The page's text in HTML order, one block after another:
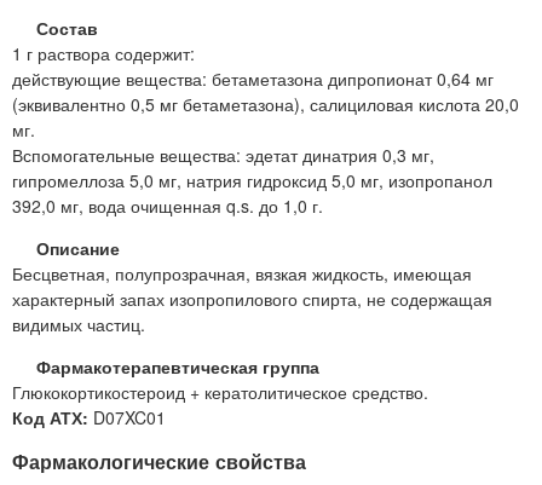
Состав
1 г раствора содержит:
действующие вещества: бетаметазона дипропионат 0,64 мг
(эквивалентно 0,5 мг бетаметазона), салициловая кислота 20,0
мг.
Вспомогательные вещества: эдетат динатрия 0,3 мг,
гипромеллоза 5,0 мг, натрия гидроксид 5,0 мг, изопропанол
392,0 мг, вода очищенная q.s. до 1,0 г.
Описание
Бесцветная, полупрозрачная, вязкая жидкость, имеющая
характерный запах изопропилового спирта, не содержащая
видимых частиц.
Фармакотерапевтическая группа
Глюкокортикостероид + кератолитическое средство.
Код АТХ: D07XC01
Фармакологические свойства